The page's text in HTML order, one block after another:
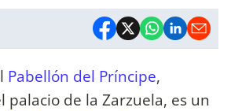
Pabellón del Príncipe,
palacio de la Zarzuela, es un